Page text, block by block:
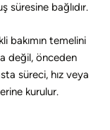
süresine bağlıdır.
bakımın temelini
değil, önceden
süreci, hız veya
kurulur.